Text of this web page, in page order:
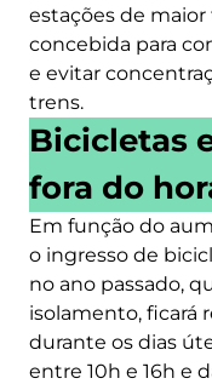
estações de
concebida para
e evitar
trens.
Bicicletas
fora do
Em função do
o ingresso de
no ano passado,
isolamento, ficará
durante os dias
entre 10h e 16h e